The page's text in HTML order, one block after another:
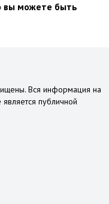
вы можете быть
Вся информация на
публичной